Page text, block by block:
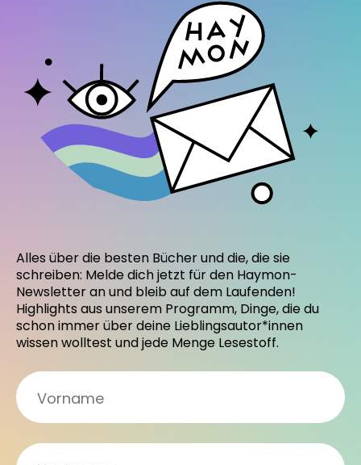
Alles über die besten Bücher und die, die sie
schreiben: Melde dich jetzt für den Haymon-
Newsletter an und bleib auf dem Laufenden!
Highlights aus unserem Programm, Dinge, die du
schon immer über deine Lieblingsautor*innen
wissen wolltest und jede Menge Lesestoff.